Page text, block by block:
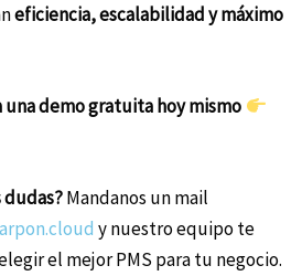
eficiencia, escalabilidad y máximo
una demo gratuita hoy mismo
dudas?Mandanos un mail
y nuestro equipo te
el mejor PMS para tu negocio.